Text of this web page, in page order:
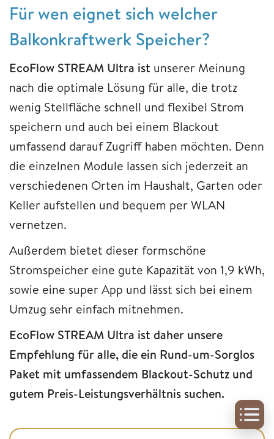
Für wen eignet sich welcher
Balkonkraftwerk Speicher?
EcoFlow STREAM Ultra ist unserer Meinung
nach die optimale Lösung für alle, die trotz
wenig Stellfläche schnell und flexibel Strom
speichern und auch bei einem Blackout
umfassend darauf Zugriff haben möchten. Denn
die einzelnen Module lassen sich jederzeit an
verschiedenen Orten im Haushalt, Garten oder
Keller aufstellen und bequem per WLAN
vernetzen.
Außerdem bietet dieser formschöne
Stromspeicher eine gute Kapazität von 1,9 kWh,
sowie eine super App und lässt sich bei einem
Umzug sehr einfach mitnehmen.
EcoFlow STREAM Ultra ist daher unsere
Empfehlung für alle, die ein Rund-um-Sorglos
Paket mit umfassendem Blackout-Schutz und
gutem Preis-Leistungsverhältnis suchen.